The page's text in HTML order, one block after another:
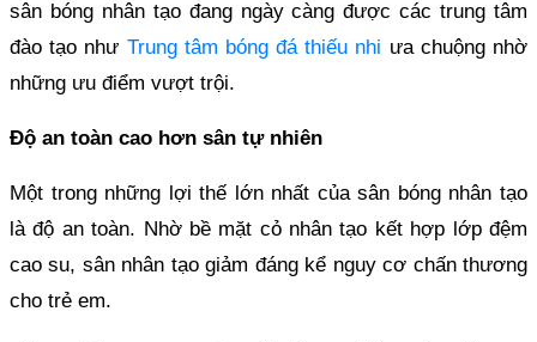
sân bóng nhân tạo đang ngày càng được các trung tâm
đào tạo như Trung tâm bóng đá thiếu nhi ưa chuộng nhờ
những ưu điểm vượt trội.
Độ an toàn cao hơn sân tự nhiên
Một trong những lợi thế lớn nhất của sân bóng nhân tạo
là độ an toàn. Nhờ bề mặt cỏ nhân tạo kết hợp lớp đệm
cao su, sân nhân tạo giảm đáng kể nguy cơ chấn thương
cho trẻ em.